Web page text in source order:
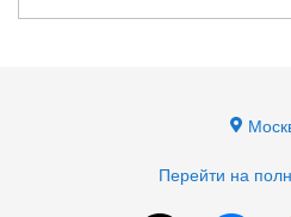
Перейти на